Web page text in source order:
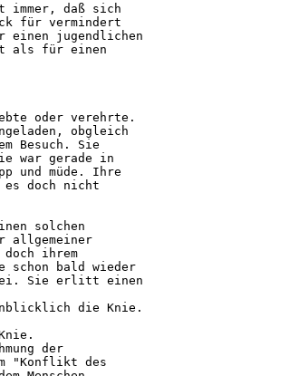
immer, daß sich
für vermindert
jugendlichen
als für einen
oder verehrte.
obgleich
Besuch. Sie
war gerade in
und müde. Ihre
es doch nicht
solchen
allgemeiner
ihrem
schon bald wieder
Sie erlitt einen
die Knie.
der
"Konflikt des